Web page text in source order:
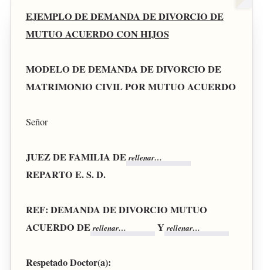
EJEMPLO DE DEMANDA DE DIVORCIO DE
MUTUO ACUERDO CON HIJOS
MODELO DE DEMANDA DE DIVORCIO DE
MATRIMONIO CIVIL POR MUTUO ACUERDO
Señor
JUEZ DE FAMILIA DE
REPARTO E. S. D.
REF: DEMANDA DE DIVORCIO MUTUO
ACUERDO DE
Y
Respetado Doctor(a):